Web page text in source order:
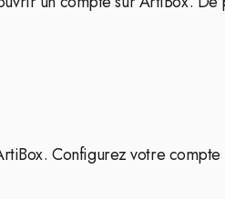
Configurez votre